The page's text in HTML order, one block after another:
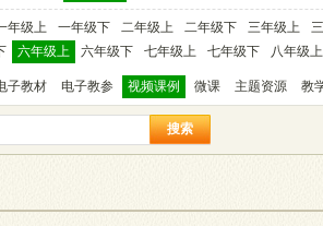
年级上 一年级下 二年级上 二年级下 三年级上
六年级上 六年级下 七年级上 七年级下 八年级上
子教材 电子教参 视频课例 微课 主题资源 教
搜索